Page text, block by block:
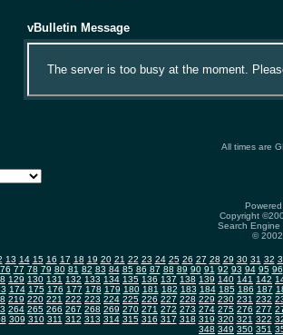
vBulletin Message
The server is too busy at the moment.
All times are
Copyright
Search
©
13 14 15 16 17 18 19 20 21 22 23 24 25 26 27 28 29 30 31 32
76 77 78 79 80 81 82 83 84 85 86 87 88 89 90 91 92 93 94 95 96
129 130 131 132 133 134 135 136 137 138 139 140 141 142
174 175 176 177 178 179 180 181 182 183 184 185 186 187
219 220 221 222 223 224 225 226 227 228 229 230 231 232
264 265 266 267 268 269 270 271 272 273 274 275 276 277
309 310 311 312 313 314 315 316 317 318 319 320 321 322
348 349 350 351